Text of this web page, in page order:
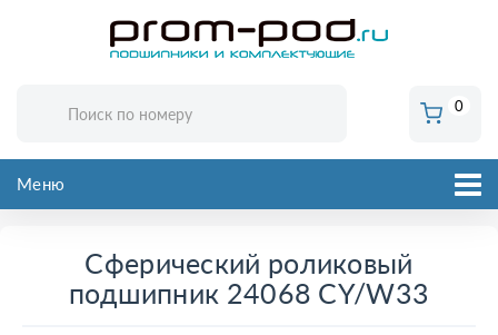
0
Меню
Сферический роликовый
подшипник 24068 CY/W33